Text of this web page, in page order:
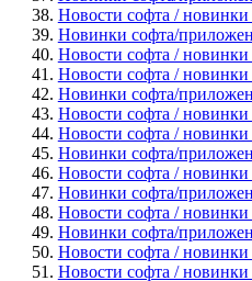
38. Новости софта / новинки
39. Новинки софта/
40. Новости софта / новинки
41. Новости софта / новинки
42. Новинки софта/
43. Новости софта / новинки
44. Новости софта / новинки
45. Новинки софта/
46. Новости софта / новинки
47. Новинки софта/
48. Новости софта / новинки
49. Новинки софта/
50. Новости софта /
51. Новости софта / новинки